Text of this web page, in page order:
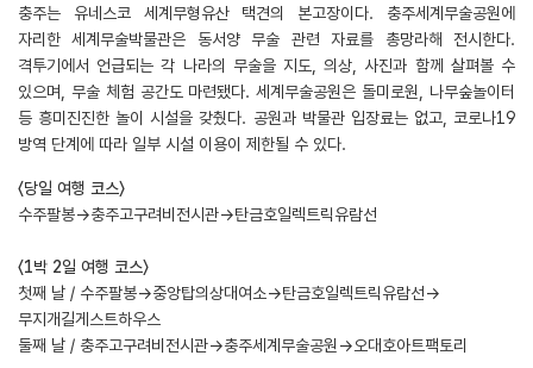
충주는 유네스코 세계무형유산 택견의 본고장이다. 충주세계무술공원에
자리한 세계무술박물관은 동서양 무술 관련 자료를 총망라해 전시한다.
격투기에서 언급되는 각 나라의 무술을 지도, 의상, 사진과 함께 살펴볼 수
있으며, 무술 체험 공간도 마련됐다. 세계무술공원은 돌미로원, 나무숲놀이터
등 흥미진진한 놀이 시설을 갖췄다. 공원과 박물관 입장료는 없고, 코로나19
방역 단계에 따라 일부 시설 이용이 제한될 수 있다.
〈당일 여행 코스〉
수주팔봉→충주고구려비전시관→탄금호일렉트릭유람선
〈1박 2일 여행 코스〉
첫째 날 / 수주팔봉→중앙탑의상대여소→탄금호일렉트릭유람선→
무지개길게스트하우스
둘째 날 / 충주고구려비전시관→충주세계무술공원→오대호아트팩토리